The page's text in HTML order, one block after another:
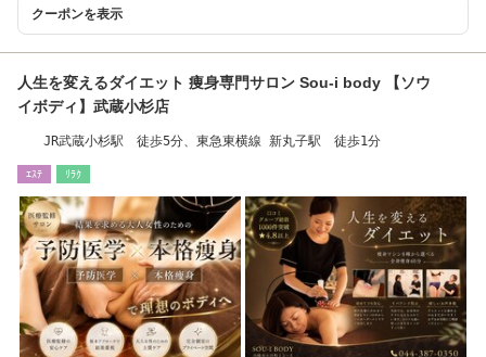
クーポンを表示
人生を変えるダイエット 痩身専門サロン Sou-i body 【ソウ
イボディ】武蔵小杉店
JR武蔵小杉駅 徒歩5分、東急東横線 新丸子駅 徒歩1分
ｴｽﾃ ﾘﾗｸ